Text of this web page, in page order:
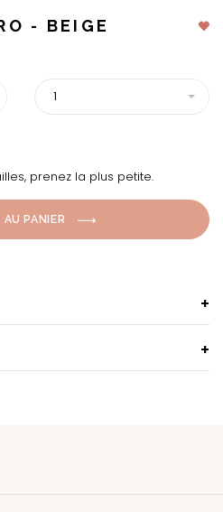
- BEIGE
1
prenez la plus petite.
PANIER